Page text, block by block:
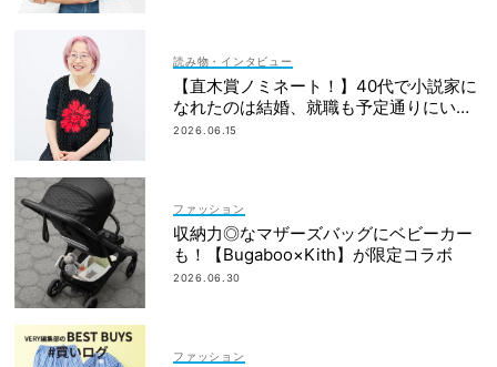
読み物・インタビュー
【直木賞ノミネート！】40代で小説家に
なれたのは結婚、就職も予定通りにいか
なかったから｜朝倉かすみさん
2026.06.15
ファッション
収納力◎なマザーズバッグにベビーカー
も！【Bugaboo×Kith】が限定コラボ
2026.06.30
ファッション